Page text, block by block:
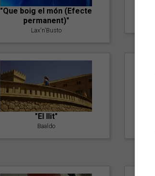
"Que boig el món (Efecte
permanent)"
Lax'n'Busto
"El llit"
Baaldo